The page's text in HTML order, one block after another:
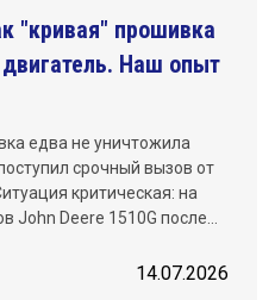
"кривая" прошивка
Наш опыт
едва не уничтожила
срочный вызов от
критическая: на
John Deere 1510G после…
14.07.2026